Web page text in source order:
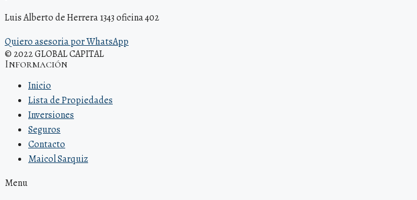
Luis Alberto de Herrera 1343 oficina 402
Quiero asesoria por WhatsApp
© 2022 GLOBAL CAPITAL
Información
Inicio
Lista de Propiedades
Inversiones
Seguros
Contacto
Maicol Sarquiz
Menu